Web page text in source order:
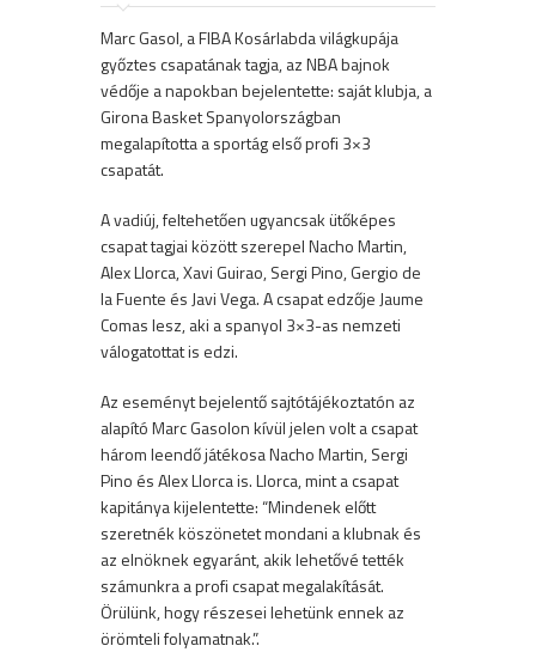
Marc Gasol, a FIBA Kosárlabda világkupája
győztes csapatának tagja, az NBA bajnok
védője a napokban bejelentette: saját klubja, a
Girona Basket Spanyolországban
megalapította a sportág első profi 3×3
csapatát.
A vadiúj, feltehetően ugyancsak ütőképes
csapat tagjai között szerepel Nacho Martin,
Alex Llorca, Xavi Guirao, Sergi Pino, Gergio de
la Fuente és Javi Vega. A csapat edzője Jaume
Comas lesz, aki a spanyol 3×3-as nemzeti
válogatottat is edzi.
Az eseményt bejelentő sajtótájékoztatón az
alapító Marc Gasolon kívül jelen volt a csapat
három leendő játékosa Nacho Martin, Sergi
Pino és Alex Llorca is. Llorca, mint a csapat
kapitánya kijelentette: “Mindenek előtt
szeretnék köszönetet mondani a klubnak és
az elnöknek egyaránt, akik lehetővé tették
számunkra a profi csapat megalakítását.
Örülünk, hogy részesei lehetünk ennek az
örömteli folyamatnak.”.